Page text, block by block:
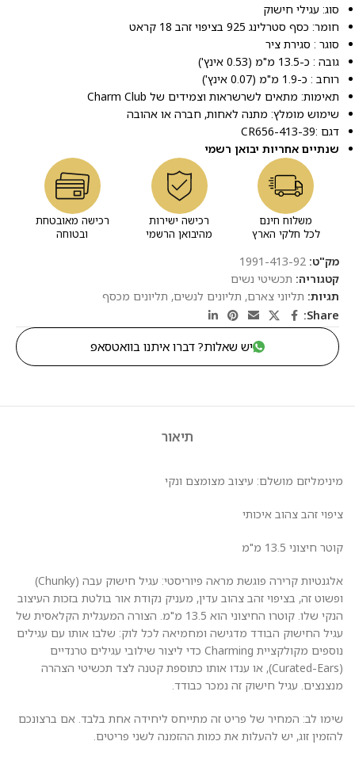
סוג: עגילי חישוק
חומר: כסף סטרלינג 925 בציפוי זהב 18 קראט
סוגר : סגירת ציר
גובה : כ-13.5 מ"מ (0.53 אינץ')
רוחב : כ-1.9 מ"מ (0.07 אינץ')
תאימות: מתאים לשרשראות וצמידים של Charm Club
שימוש מומלץ: מתנה לאחות, חברה או אהובה
דגם :CR656-413-39
שנתיים אחריות יבואן רשמי
משלוח חינם
לכל חלקי הארץ
רכישה ישירות
מהיבואן הרשמי
רכישה מאובטחת
ובטוחה
מק"ט: 1991-413-92
קטגוריה: תכשיטי נשים
תגיות: תליוני צארם, תליונים לנשים, תליונים מכסף
Share:
יש שאלות? דברו איתנו בוואטסאפ
תיאור
מינימליזם מושלם: עיצוב מצומצם ונקי
ציפוי זהב צהוב איכותי
קוטר חיצוני 13.5 מ"מ
אלגנטיות קרירה פוגשת מראה פיוריסטי: עגיל חישוק עבה (Chunky)
ופשוט זה, בציפוי זהב צהוב עדין, מעניק נקודת אור בולטת בזכות העיצוב
הנקי שלו. קוטרו החיצוני הוא 13.5 מ"מ. הצורה המעגלית הקלאסית של
עגיל החישוק הבודד מדגישה ומחמיאה לכל לוק: שלבו אותו עם עגילים
נוספים מקולקציית Charming כדי ליצור שילובי עגילים טרנדיים
(Curated-Ears), או ענדו אותו כתוספת קטנה לצד תכשיטי הצהרה
מנצנצים. עגיל חישוק זה נמכר כבודד.
שימו לב: המחיר של פריט זה מתייחס ליחידה אחת בלבד. אם ברצונכם
להזמין זוג, יש להעלות את כמות ההזמנה לשני פריטים.